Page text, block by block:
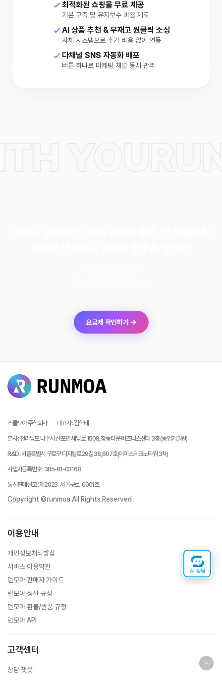
최적화된 쇼핑몰 무료 제공
기본 구축 및 유지보수 비용 제로
AI 상품 추천 & 무재고 원클릭 소싱
자체 시스템으로 추가 비용 없이 연동
다채널 SNS 자동화 배포
버튼 하나로 마케팅 채널 동시 관리
YOU
요금제 확인하기 →
스쿨모아 주식회사 대표자:김학태
본사:전라남도 나주시 산포면 세남로 1508, 창농타운 비즈니스센터 3층 (농업기술원)
R&D:서울특별시 구로구 디지털로29길 38, 607호(에이스테크노타워 3차)
사업자등록번호:385-81-03168
통신판매신고:제2023-서울구로-0001호
Copyright ©runmoa All Rights Reserved
이용안내
개인정보처리방침
서비스 이용약관
런모아 판매자 가이드
런모아 정산 규정
런모아 환불/반품 규정
런모아 API
고객센터
상담 챗봇
AI 상담